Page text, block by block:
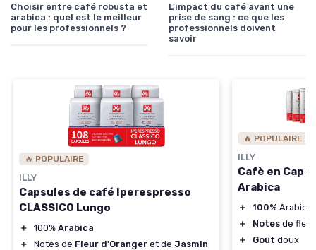
Choisir entre café robusta et
arabica : quel est le meilleur
pour les professionnels ?
L'impact du café avant une
prise de sang : ce que les
professionnels doivent
savoir
🔥 POPULAIRE
ILLY
Capsules de café Iperespresso
CLASSICO Lungo
＋ 100% Arabica
＋
Notes de Fleur d'Oranger et de Jasmin
🔥 POPULAIRE
ILLY
Cafè en
Arabica
＋ 100% Arabica
＋
Notes de
＋
Goût doux